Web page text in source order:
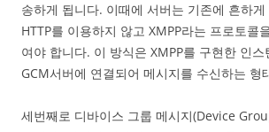
송하게 됩니다. 이때에 서버는 기존에 흔하
HTTP를 이용하지 않고 XMPP라는 프로토콜
여야 합니다. 이 방식은 XMPP를 구현한 인
GCM서버에 연결되어 메시지를 수신하는 형
세번째로 디바이스 그룹 메시지(Device